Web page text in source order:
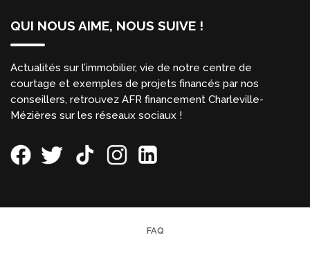
QUI NOUS AIME, NOUS SUIVE !
Actualités sur l’immobilier, vie de notre centre de
courtage et exemples de projets financés par nos
conseillers, retrouvez AFR financement Charleville-
Mézières sur les réseaux sociaux !
FAQ